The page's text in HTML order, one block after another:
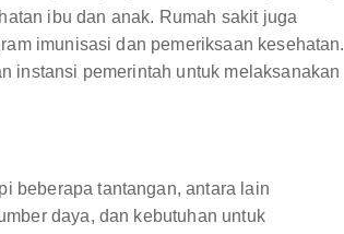
ibu dan anak. Rumah sakit juga
imunisasi dan pemeriksaan kesehatan.
instansi pemerintah untuk melaksanakan
beberapa tantangan, antara lain
daya, dan kebutuhan untuk